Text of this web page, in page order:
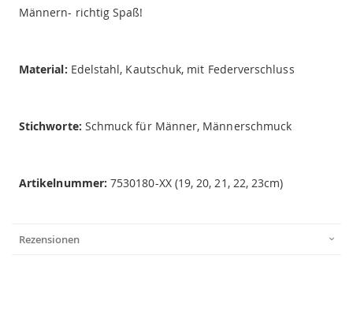
Männern- richtig Spaß!
Material: Edelstahl, Kautschuk, mit Federverschluss
Stichworte: Schmuck für Männer, Männerschmuck
Artikelnummer: 7530180-XX (19, 20, 21, 22, 23cm)
Rezensionen